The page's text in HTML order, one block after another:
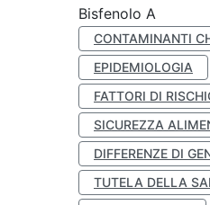
Bisfenolo A
CONTAMINANTI
EPIDEMIOLOGIA
FATTORI DI
SICUREZZA
DIFFERENZE DI
TUTELA DELLA